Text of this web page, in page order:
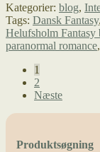
–
Interview
med
Signe
Kategorier: blog,
Tags: Dansk Fantasy,
Helufsholm Fantasy
paranormal romance,
1
2
Næste
Produktsøgning